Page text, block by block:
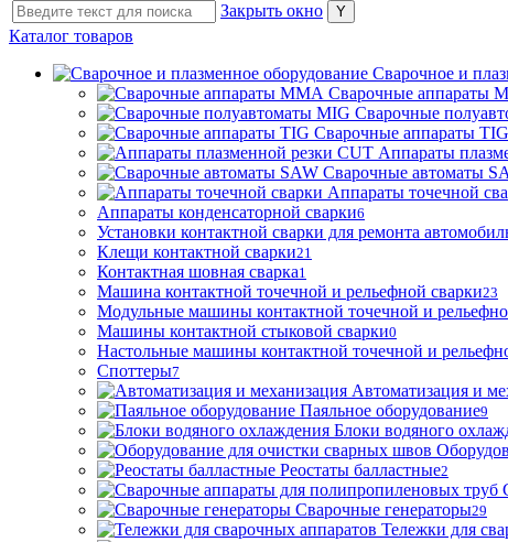
Закрыть окно
Каталог товаров
Сварочное и
Сварочные аппараты
Сварочные
Сварочные аппараты TIG
Аппараты
Сварочные автоматы
Аппараты точечной
Аппараты конденсаторной сварки6
Установки контактной сварки для ремонта
Клещи контактной сварки21
Контактная шовная сварка1
Машина контактной точечной и рельефной сварки23
Модульные машины контактной точечной и
Машины контактной стыковой сварки0
Настольные машины контактной точечной и
Споттеры7
Автоматизация и
Паяльное оборудование9
Блоки водяного
Реостаты балластные2
Сварочные генераторы29
Тележки для